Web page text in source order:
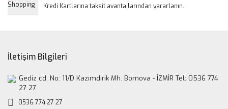
Kredi Kartlarına taksit avantajlarından yararlanın.
İletişim Bilgileri
Gediz cd. No: 11/D Kazımdirik Mh. Bornova - İZMİR Tel: 0536 774
27 27
0536 774 27 27